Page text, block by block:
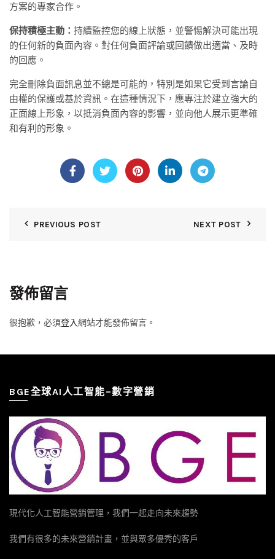
方案的專家合作。
保持積極主動： 持續監控您的線上狀態，並警惕解決可能出現
的任何新的負面內容。對任何負面評論或回饋做出適當、及時
的回應。
完全刪除負面訊息並不總是可能的，特別是如果它受到言論自
由權的保護或基於資訊。在這種情況下，應專注於建立強大的
正面線上形象，以抵消負面內容的影響，並向他人展示更準確
和有利的形象。
PREVIOUS POST NEXT POST
發佈留言
很抱歉，必須登入網站才能發佈留言。
BGE全球AI人工智能–數字營銷
現代化人工智能營銷管理，我們一起走向未來趨勢
我們有很多的未來營銷計畫，並與眾多優秀的客戶